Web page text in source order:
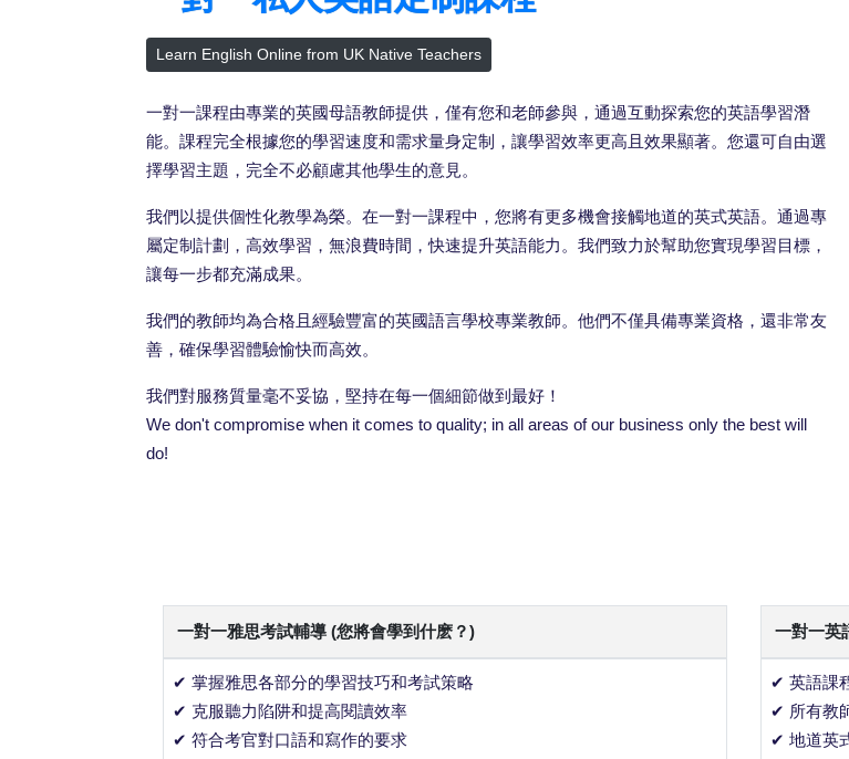
Learn English Online from UK Native Teachers
一對一課程由專業的英國母語教師提供，僅有您和老師參與，通過互動探索您的英語學習潛
能。課程完全根據您的學習速度和需求量身定制，讓學習效率更高且效果顯著。您還可自由選
擇學習主題，完全不必顧慮其他學生的意見。
我們以提供個性化教學為榮。在一對一課程中，您將有更多機會接觸地道的英式英語。通過專
屬定制計劃，高效學習，無浪費時間，快速提升英語能力。我們致力於幫助您實現學習目標，
讓每一步都充滿成果。
我們的教師均為合格且經驗豐富的英國語言學校專業教師。他們不僅具備專業資格，還非常友
善，確保學習體驗愉快而高效。
我們對服務質量毫不妥協，堅持在每一個細節做到最好！
We don't compromise when it comes to quality; in all areas of our business only the best will
do!
一對一雅思考試輔導 (您將會學到什麽？)
✔ 掌握雅思各部分的學習技巧和考試策略
✔ 克服聽力陷阱和提高閱讀效率
✔ 符合考官對口語和寫作的要求
一對一英
✔ 英語課
✔ 所有教
✔ 地道英